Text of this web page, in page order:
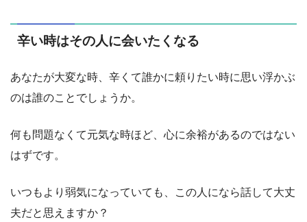
辛い時はその人に会いたくなる
あなたが大変な時、辛くて誰かに頼りたい時に思い浮かぶ
のは誰のことでしょうか。
何も問題なくて元気な時ほど、心に余裕があるのではない
はずです。
いつもより弱気になっていても、この人になら話して大丈
夫だと思えますか？